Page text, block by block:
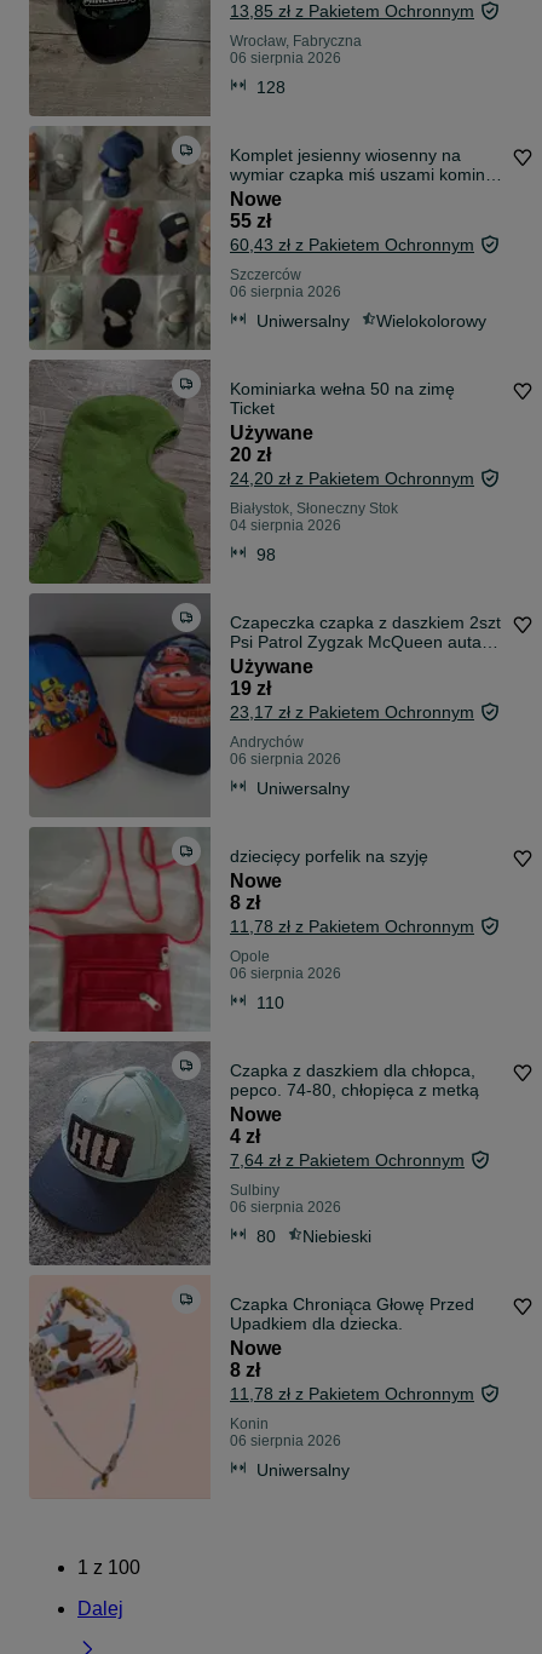
13,85 zł z Pakietem Ochronnym
Wrocław, Fabryczna
06 sierpnia 2026
128
Komplet jesienny wiosenny na
wymiar czapka miś uszami komin
chusta
Nowe
55 zł
60,43 zł z Pakietem Ochronnym
Szczerców
06 sierpnia 2026
Uniwersalny Wielokolorowy
Kominiarka wełna 50 na zimę
Ticket
Używane
20 zł
24,20 zł z Pakietem Ochronnym
Białystok, Słoneczny Stok
04 sierpnia 2026
98
Czapeczka czapka z daszkiem 2szt
Psi Patrol Zygzak McQueen auta
jak NOWE. 52cm
Używane
19 zł
23,17 zł z Pakietem Ochronnym
Andrychów
06 sierpnia 2026
Uniwersalny
dziecięcy porfelik na szyję
Nowe
8 zł
11,78 zł z Pakietem Ochronnym
Opole
06 sierpnia 2026
110
Czapka z daszkiem dla chłopca,
pepco. 74-80, chłopięca z metką
Nowe
4 zł
7,64 zł z Pakietem Ochronnym
Sulbiny
06 sierpnia 2026
80 Niebieski
Czapka Chroniąca Głowę Przed
Upadkiem dla dziecka.
Nowe
8 zł
11,78 zł z Pakietem Ochronnym
Konin
06 sierpnia 2026
Uniwersalny
1 z 100
Dalej